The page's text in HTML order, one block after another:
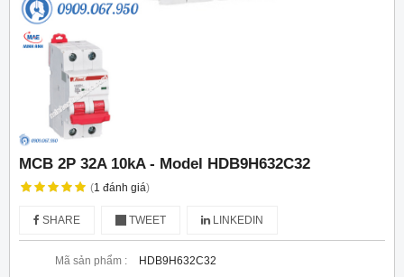
MCB 2P 32A 10kA - Model HDB9H632C32
(1 đánh giá)
SHARE TWEET LINKEDIN
Mã sản phẩm :
HDB9H632C32